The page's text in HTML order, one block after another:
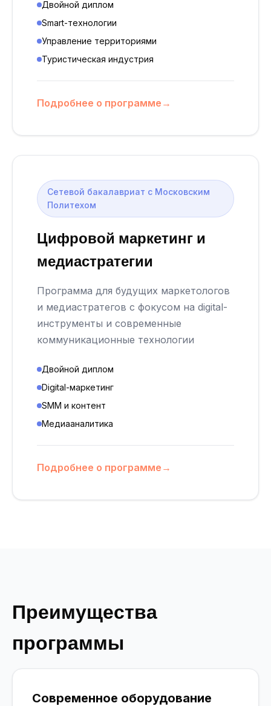
Двойной диплом
Smart-технологии
Управление территориями
Туристическая индустрия
Подробнее о программе →
Сетевой бакалавриат с Московским
Политехом
Цифровой маркетинг и
медиастратегии
Программа для будущих маркетологов
и медиастратегов с фокусом на digital-
инструменты и современные
коммуникационные технологии
Двойной диплом
Digital-маркетинг
SMM и контент
Медиааналитика
Подробнее о программе →
Преимущества
программы
Современное оборудование